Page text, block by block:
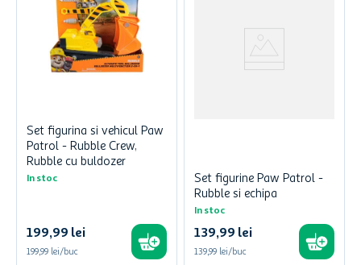
Set figurina si vehicul Paw
Patrol - Rubble Crew,
Rubble cu buldozer
In stoc
199,99 lei
199,99 lei/buc
Set figurine Paw Patrol -
Rubble si echipa
In stoc
139,99 lei
139,99 lei/buc